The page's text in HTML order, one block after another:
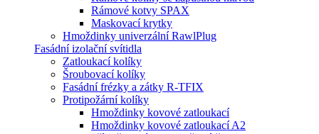
Rámové kotvy SPAX
Maskovací krytky
Hmoždinky univerzální RawlPlug
Fasádní izolační svítidla
Zatloukací kolíky
Šroubovací kolíky
Fasádní frézky a zátky R-TFIX
Protipožární kolíky
Hmoždinky kovové zatloukací
Hmoždinky kovové zatloukací A2